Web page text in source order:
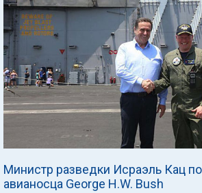
Министр разведки Исраэль Кац
авианосца George H.W. Bush